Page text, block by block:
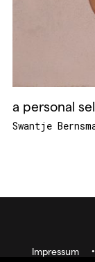
a personal
Swantje
Impressum